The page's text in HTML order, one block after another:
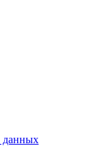
данных